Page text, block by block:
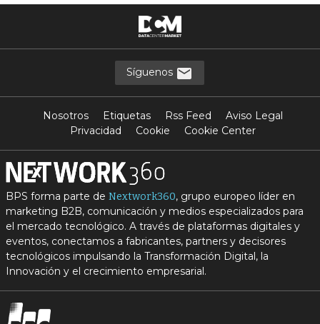
Síguenos
Nosotros Etiquetas Rss Feed
Aviso Legal
Privacidad
Cookie Cookie Center
BPS forma parte de Nextwork360, grupo europeo líder en
marketing B2B, comunicación y medios especializados para
el mercado tecnológico. A través de plataformas digitales y
eventos, conectamos a fabricantes, partners y decisores
tecnológicos impulsando la Transformación Digital, la
Innovación y el crecimiento empresarial.